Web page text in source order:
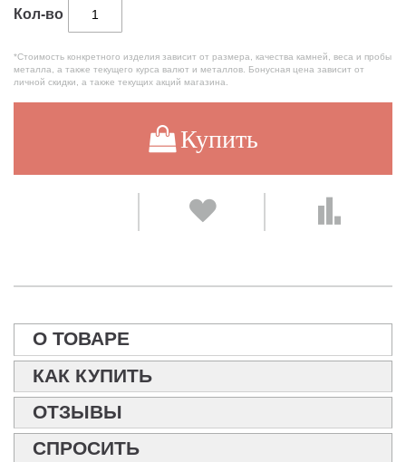
Кол-во
*Стоимость конкретного изделия зависит от размера, качества камней, веса и пробы
металла, а также текущего курса валют и металлов. Бонусная цена зависит от
личной скидки, а также текущих акций магазина.
Купить
О ТОВАРЕ
КАК КУПИТЬ
ОТЗЫВЫ
СПРОСИТЬ